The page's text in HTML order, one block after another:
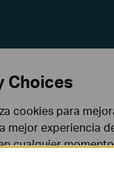
Choices
cookies para
mejor experiencia
cualquier